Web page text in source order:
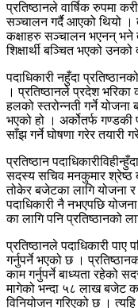
प्रतिष्ठानले वार्षिक रुपमा
सञ्चालन गर्दै आएको थियो ।
कक्षाहरु सञ्चालन भएनन् भने
शिक्षार्थी बञ्चित भएको उनको
पदाधिकारी नहुँदा
। प्रतिष्ठानले प्रदेश
हलको स्तरोन्नती गर्ने योजना
भएको हो । अर्कोतर्फ
साँझ गर्ने घोषणा गरेर तयारी
प्रतिष्ठान
सदस्य सचिव मनकुमार श्रेष्ठ
तोकेर बजेटका लागि योजना
पदाधिकारी नै नभएपछि
का लागि पनि प्रतिष्ठानको
प्रतिष्ठानले पदाधिकारी
गर्नुपर्ने भएको छ ।
काम गर्नुपर्ने बाध्यता रहेको
मागेको भन्दा ५८ लाख बजेट
विनियोजन गरिएको छ ।